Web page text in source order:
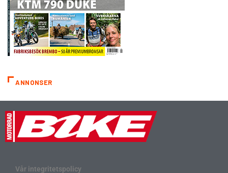
ANNONSER
Vår integritetspolicy